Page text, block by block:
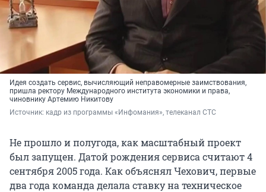
Идея создать сервис, вычисляющий неправомерные заимствования,
пришла ректору Международного института экономики и права,
чиновнику Артемию Никитову
Источник: кадр из программы «Инфомания», телеканал СТС
Не прошло и полугода, как масштабный проект
был запущен. Датой рождения сервиса считают 4
сентября 2005 года. Как объяснял Чехович, первые
два года команда делала ставку на техническое